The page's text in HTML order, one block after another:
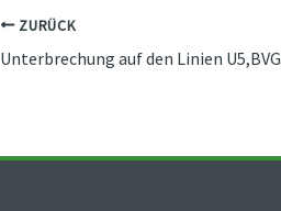
ZURÜCK
Unterbrechung auf den Linien U5,BVG